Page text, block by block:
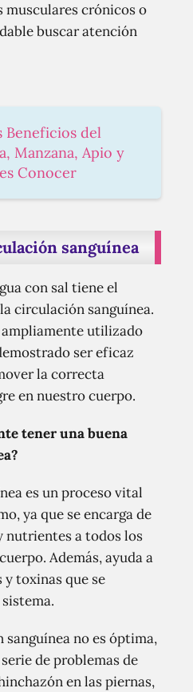
musculares crónicos o
buscar atención
Beneficios del
Manzana, Apio y
Conocer
sanguínea
con sal tiene el
circulación sanguínea.
utilizado
ser eficaz
la correcta
en nuestro cuerpo.
tener una buena
es un proceso vital
ya que se encarga de
nutrientes a todos los
Además, ayuda a
toxinas que se
no es óptima,
de problemas de
en las piernas,